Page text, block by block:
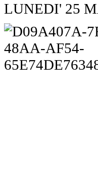
LUNEDI' 25